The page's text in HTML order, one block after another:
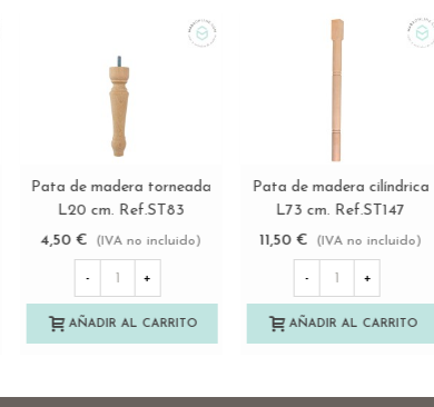
Ver más
Pata de madera torneada
L12 cm. con rueda metálica
Ref.ST271
18,75 € (IVA no incluido)
+
AÑADIR AL CARRITO
Ver más
Pata de madera cilíndrica
c/taco antideslizante
transparente 3 medidas
Ref.ST148
12,75 € (IVA no incluido)
+
AÑADIR AL CARRITO